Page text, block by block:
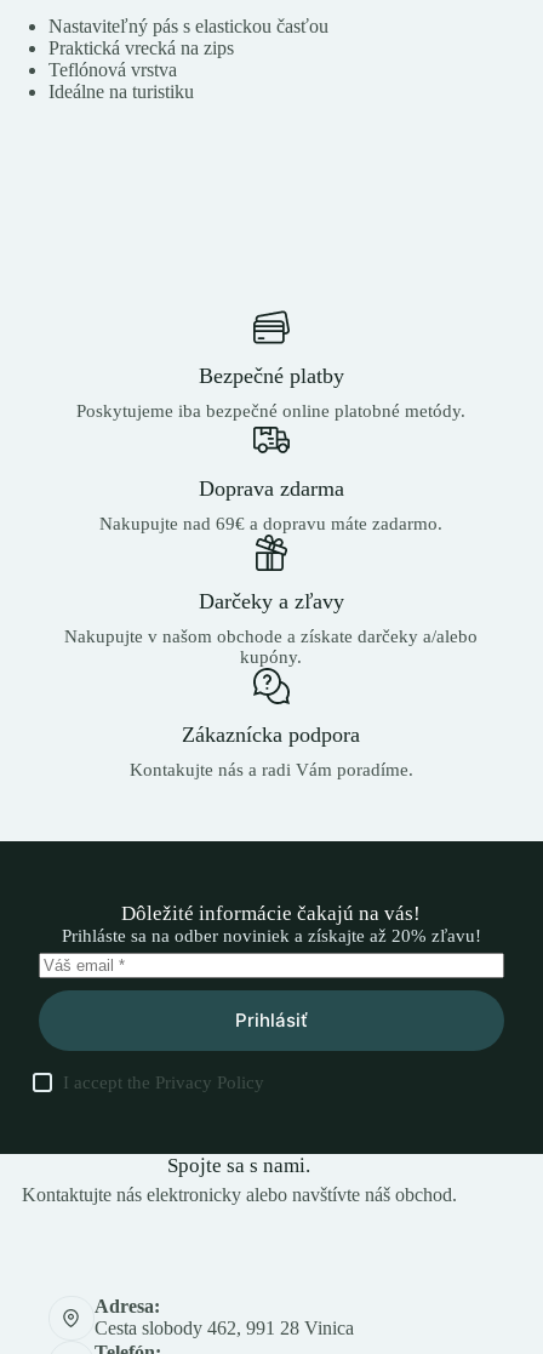
Nastaviteľný pás s elastickou časťou
Praktická vrecká na zips
Teflónová vrstva
Ideálne na turistiku
Bezpečné platby
Poskytujeme iba bezpečné online platobné metódy.
Doprava zdarma
Nakupujte nad 69€ a dopravu máte zadarmo.
Darčeky a zľavy
Nakupujte v našom obchode a získate darčeky a/alebo
kupóny.
Zákaznícka podpora
Kontakujte nás a radi Vám poradíme.
Dôležité informácie čakajú na vás!
Prihláste sa na odber noviniek a získajte až 20% zľavu!
Prihlásiť
I accept the Privacy Policy
Spojte sa s nami.
Kontaktujte nás elektronicky alebo navštívte náš obchod.
Adresa:
Cesta slobody 462, 991 28 Vinica